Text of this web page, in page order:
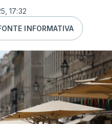
17:32
INFORMATIVA